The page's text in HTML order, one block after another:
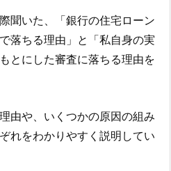
聞いた、「銀行の住宅ローン
落ちる理由」と「私自身の実
とにした審査に落ちる理由を
由や、いくつかの原因の組み
れをわかりやすく説明してい